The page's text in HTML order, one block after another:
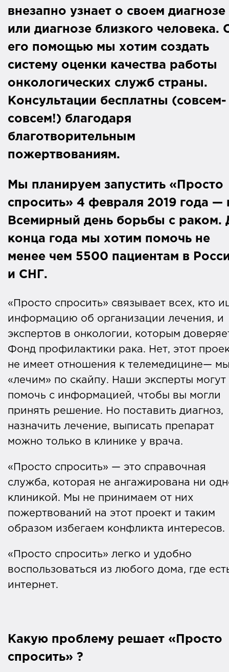
внезапно узнает о своем диагнозе
или диагнозе близкого человека.
его помощью мы хотим создать
систему оценки качества работы
онкологических служб страны.
Консультации бесплатны (совсем-
совсем!) благодаря
благотворительным
пожертвованиям.
Мы планируем запустить «Просто
спросить» 4 февраля 2019 года —
Всемирный день борьбы с раком.
конца года мы хотим помочь не
менее чем 5500 пациентам в
и СНГ.
«Просто спросить» связывает всех, кто
информацию об организации лечения, и
экспертов в онкологии, которым
Фонд профилактики рака. Нет, этот
не имеет отношения к телемедицине—
«лечим» по скайпу. Наши эксперты могут
помочь с информацией, чтобы вы могли
принять решение. Но поставить диагноз,
назначить лечение, выписать препарат
можно только в клинике у врача.
«Просто спросить» — это справочная
служба, которая не ангажирована ни
клиникой. Мы не принимаем от них
пожертвований на этот проект и таким
образом избегаем конфликта интересов.
«Просто спросить» легко и удобно
воспользоваться из любого дома, где
интернет.
Какую проблему решает «Просто
спросить» ?